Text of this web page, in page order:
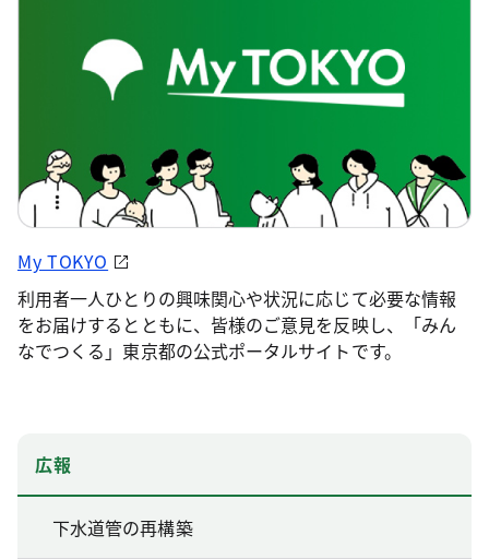
My TOKYO
利用者一人ひとりの興味関心や状況に応じて必要な情報
をお届けするとともに、皆様のご意見を反映し、「みん
なでつくる」東京都の公式ポータルサイトです。
広報
下水道管の再構築